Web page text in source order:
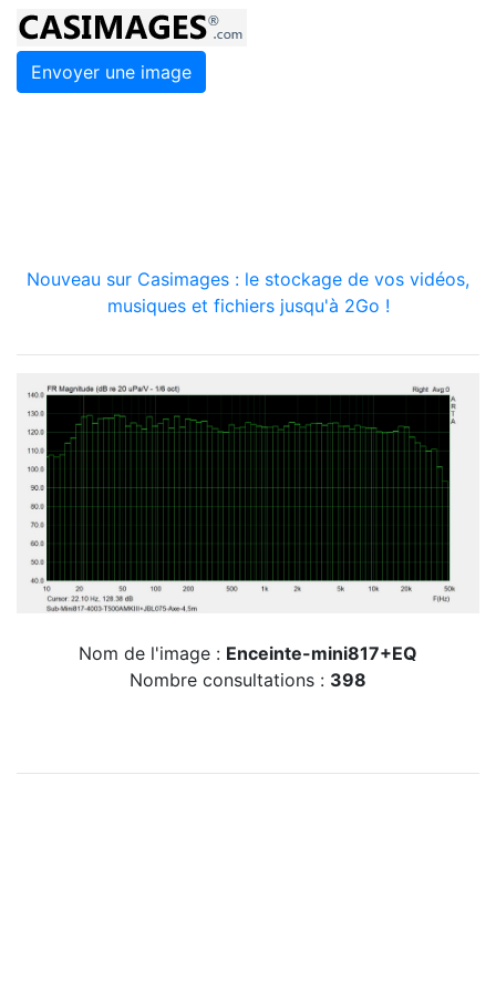
Envoyer une image
Nouveau sur Casimages : le stockage de vos vidéos,
musiques et fichiers jusqu'à 2Go !
Nom de l'image : Enceinte-mini817+EQ
Nombre consultations : 398